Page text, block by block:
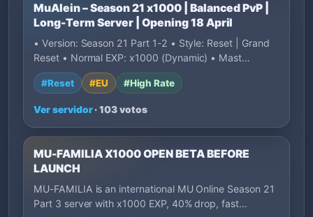
MuAlein – Season 21 x1000 | Balanced PvP |
Long-Term Server | Opening 18 April
• Version: Season 21 Part 1-2 • Style: Reset | Grand
Reset • Normal EXP: x1000 (Dynamic) • Mast…
#Reset #EU #High Rate
Ver servidor· 103 votos
MU-FAMILIA X1000 OPEN BETA BEFORE
LAUNCH
MU-FAMILIA is an international MU Online Season 21
Part 3 server with x1000 EXP, 40% drop, fast…